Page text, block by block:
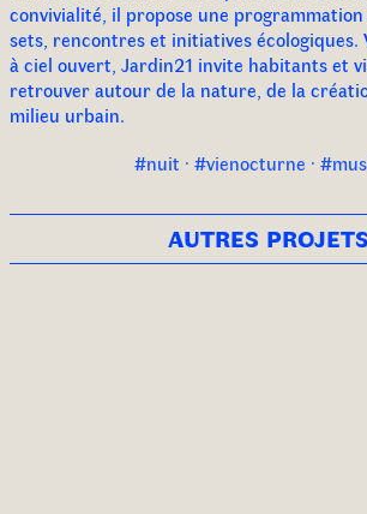
convivialité, il propose une
sets, rencontres et initiatives écologiques.
à ciel ouvert, Jardin21 invite habitants et
retrouver autour de la nature, de la
milieu urbain.
#nuit · #vienocturne ·
autres projets